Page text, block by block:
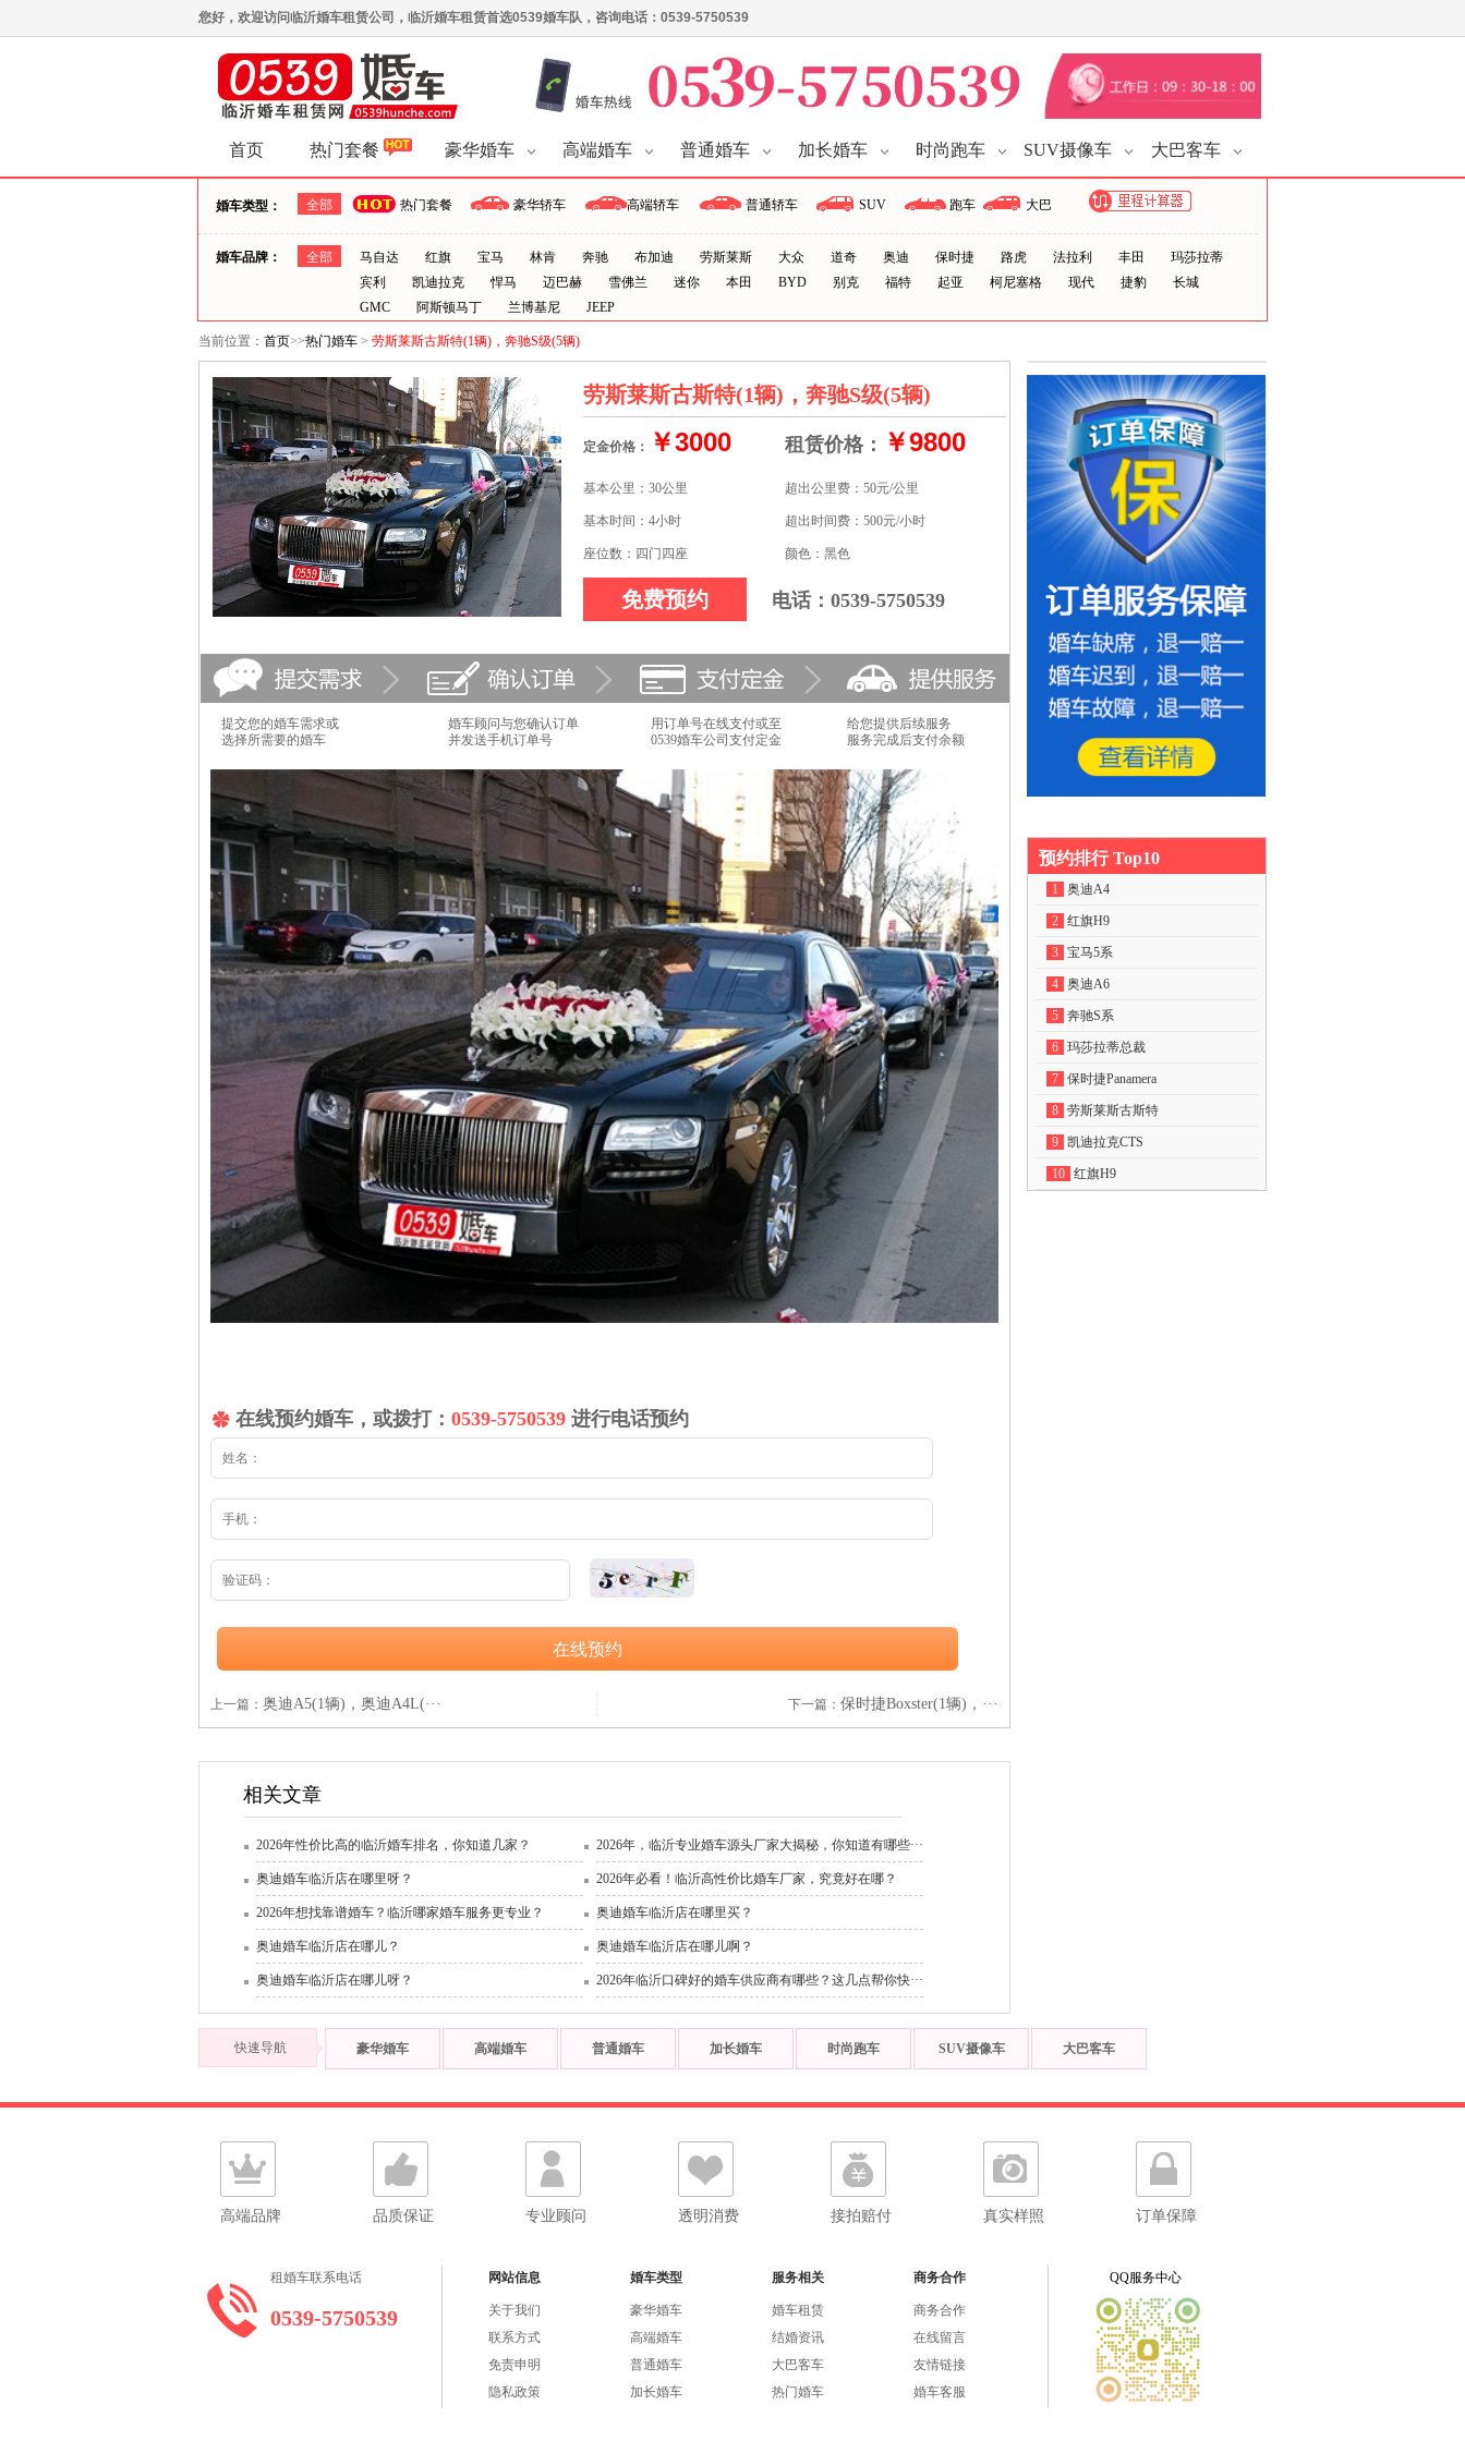
您好，欢迎访问临沂婚车租赁公司，临沂婚车租赁首选0539婚车队，咨询电话：0539-5750539
首页 热门套餐 豪华婚车 高端婚车 普通婚车 加长婚车 时尚跑车 SUV摄像车 大巴客车
婚车类型： 全部 热门套餐 豪华轿车 高端轿车 普通轿车 SUV 跑车 大巴
婚车品牌： 全部 马自达 红旗 宝马 林肯 奔驰 布加迪 劳斯莱斯 大众 道奇 奥迪 保时捷 路虎 法拉利 丰田
玛莎拉蒂
宾利
凯迪拉克 悍马 迈巴赫 雪佛兰 迷你 本田 BYD 别克 福特 起亚 柯尼塞格 现代 捷豹
长城
GMC
阿斯顿马丁 兰博基尼 JEEP
当前位置： 首页>>热门婚车 > 劳斯莱斯古斯特(1辆)，奔驰S级(5辆)
劳斯莱斯古斯特(1辆)，奔驰S级(5辆)
定金价格： ￥3000 租赁价格： ￥9800
基本公里：30公里 超出公里费：50元/公里
基本时间：4小时 超出时间费：500元/小时
座位数：四门四座 颜色：黑色
免费预约 电话：0539-5750539
提交您的婚车需求或
选择所需要的婚车
婚车顾问与您确认订单
并发送手机订单号
用订单号在线支付或至
0539婚车公司支付定金
给您提供后续服务
服务完成后支付余额
在线预约婚车，或拨打： 0539-5750539 进行电话预约
在线预约
上一篇： 奥迪A5(1辆)，奥迪A4L(··· 下一篇： 保时捷Boxster(1辆)，···
相关文章
2026年性价比高的临沂婚车排名，你知道几家？ 2026年，临沂专业婚车源头厂家大揭秘，你知道有哪些···
奥迪婚车临沂店在哪里呀？ 2026年必看！临沂高性价比婚车厂家，究竟好在哪？
2026年想找靠谱婚车？临沂哪家婚车服务更专业？ 奥迪婚车临沂店在哪里买？
奥迪婚车临沂店在哪儿？ 奥迪婚车临沂店在哪儿啊？
奥迪婚车临沂店在哪儿呀？ 2026年临沂口碑好的婚车供应商有哪些？这几点帮你快···
预约排行 Top10
1 奥迪A4
2 红旗H9
3 宝马5系
4 奥迪A6
5 奔驰S系
6 玛莎拉蒂总裁
7 保时捷Panamera
8 劳斯莱斯古斯特
9 凯迪拉克CTS
10 红旗H9
快速导航 豪华婚车 高端婚车 普通婚车 加长婚车 时尚跑车 SUV摄像车 大巴客车
高端品牌 品质保证 专业顾问 透明消费 接拍赔付 真实样照 订单保障
租婚车联系电话
0539-5750539
网站信息
关于我们
联系方式
免责申明
隐私政策
婚车类型
豪华婚车
高端婚车
普通婚车
加长婚车
服务相关
婚车租赁
结婚资讯
大巴客车
热门婚车
商务合作
商务合作
在线留言
友情链接
婚车客服
QQ服务中心